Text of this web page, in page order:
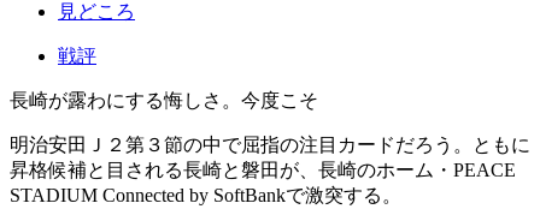
見どころ
戦評
長崎が露わにする悔しさ。今度こそ
明治安田Ｊ２第３節の中で屈指の注目カードだろう。ともに
昇格候補と目される長崎と磐田が、長崎のホーム・PEACE
STADIUM Connected by SoftBankで激突する。